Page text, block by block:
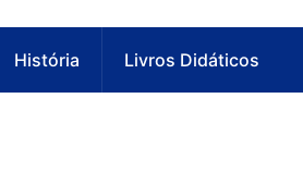
História Livros Didáticos